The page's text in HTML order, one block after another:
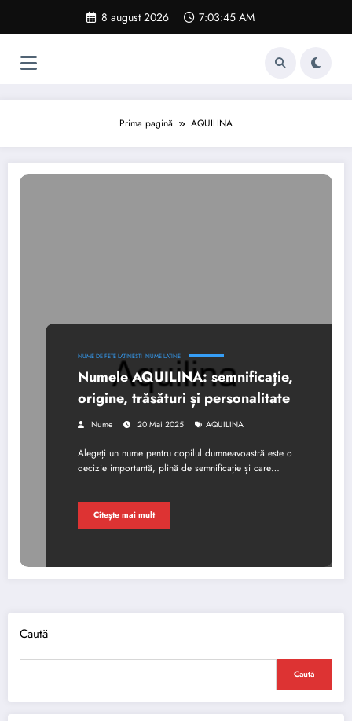
conținut
8 august 2026 7:03:46 AM
Prima pagină AQUILINA
NUME DE FETE LATINESTI NUME LATINE
Numele AQUILINA: semnificație,
origine, trăsături și personalitate
Nume 20 Mai 2025 AQUILINA
Alegeți un nume pentru copilul dumneavoastră este o
decizie importantă, plină de semnificație și care…
Citește mai mult
Caută
Caută